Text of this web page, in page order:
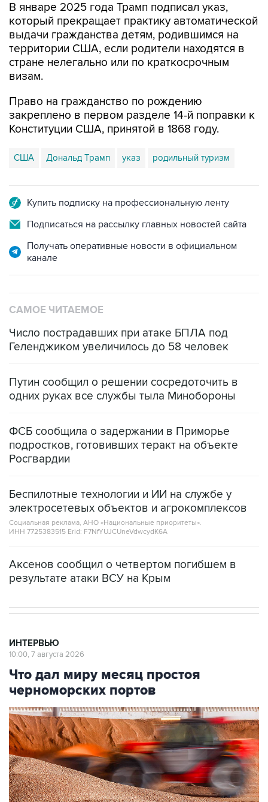
В январе 2025 года Трамп подписал указ,
который прекращает практику автоматической
выдачи гражданства детям, родившимся на
территории США, если родители находятся в
стране нелегально или по краткосрочным
визам.
Право на гражданство по рождению
закреплено в первом разделе 14-й поправки к
Конституции США, принятой в 1868 году.
США Дональд Трамп указ родильный туризм
Купить подписку на профессиональную ленту
Подписаться на рассылку главных новостей сайта
Получать оперативные новости в официальном
канале
САМОЕ ЧИТАЕМОЕ
Число пострадавших при атаке БПЛА под
Геленджиком увеличилось до 58 человек
Путин сообщил о решении сосредоточить в
одних руках все службы тыла Минобороны
ФСБ сообщила о задержании в Приморье
подростков, готовивших теракт на объекте
Росгвардии
Беспилотные технологии и ИИ на службе у
электросетевых объектов и агрокомплексов
Социальная реклама, АНО «Национальные приоритеты».
ИНН 7725383515 Erid: F7NfYUJCUneVdwcydK6A
Аксенов сообщил о четвертом погибшем в
результате атаки ВСУ на Крым
ИНТЕРВЬЮ
10:00, 7 августа 2026
Что дал миру месяц простоя
черноморских портов